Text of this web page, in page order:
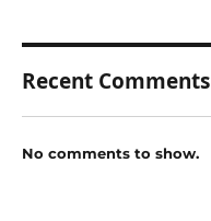
Recent Comments
No comments to show.